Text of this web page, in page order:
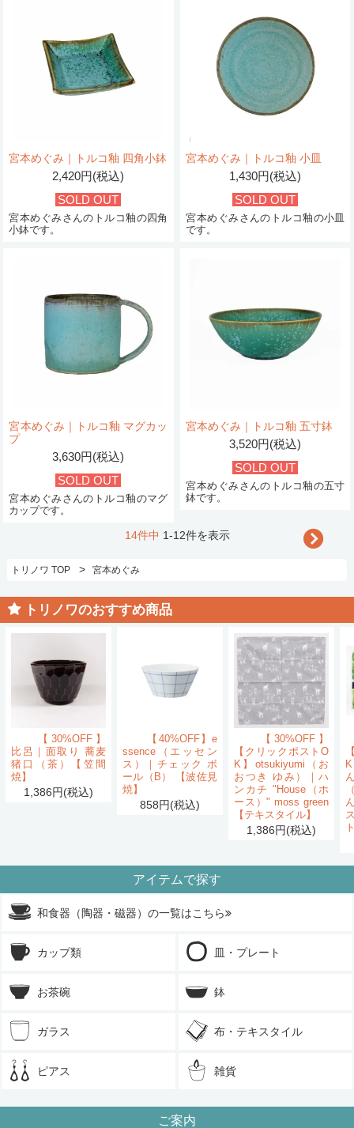
宮本めぐみ｜トルコ釉 四角小鉢
2,420円(税込)
SOLD OUT
宮本めぐみさんのトルコ釉の四角
小鉢です。
宮本めぐみ｜トルコ釉 小皿
1,430円(税込)
SOLD OUT
宮本めぐみさんのトルコ釉の小皿
です。
宮本めぐみ｜トルコ釉 マグカッ
プ
3,630円(税込)
SOLD OUT
宮本めぐみさんのトルコ釉のマグ
カップです。
宮本めぐみ｜トルコ釉 五寸鉢
3,520円(税込)
SOLD OUT
宮本めぐみさんのトルコ釉の五寸
鉢です。
14件中 1-12件を表示
トリノワ TOP > 宮本めぐみ
トリノワのおすすめ商品
【30%OFF】
比呂｜面取り 蕎麦
猪口（茶）【笠間
焼】
1,386円(税込)
【40%OFF】e
ssence（エッセン
ス）｜チェック ボ
ール（B） 【波佐見
焼】
858円(税込)
【30%OFF】
【クリックポストO
K】otsukiyumi（お
おつき ゆみ）｜ハ
ンカチ "House（ホ
ース）" moss green
【テキスタイル】
1,386円(税込)
アイテムで探す
和食器（陶器・磁器）の一覧はこちら
カップ類 皿・プレート
お茶碗 鉢
ガラス 布・テキスタイル
ピアス 雑貨
ご案内